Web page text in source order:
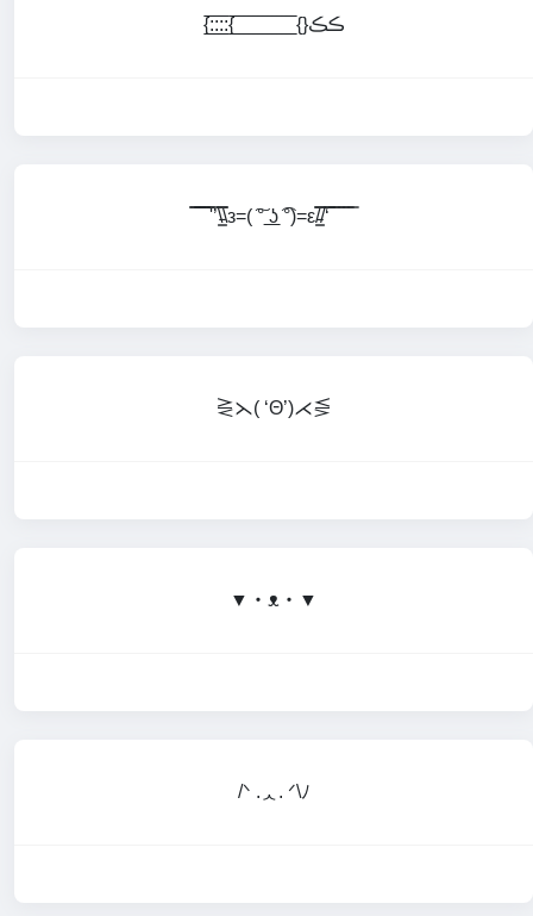
{:̲̅:̲̅:̲̅:̲̅{ ̲̅ ̲̅ ̲̅ ̲̅ ̲̅ ̲̅ ̲̅ ̲̅ ̲̅ ̲̅ ̲̅ ̲̅ ̲̅{}ڪڪ
̿̿ ̿̿ ̿̿ ̿'̿’\̵͇̿̿\з=( ͠° ͟ʖ ͡°)=ε/̵͇̿̿/‘̿̿ ̿ ̿ ̿ ̿ ̿
⋛⋋( ‘Θ’)⋌⋚
▼・ᴥ・▼
/ᐠ .ᆺ. ᐟ\ﾉ